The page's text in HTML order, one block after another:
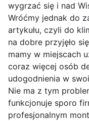
wygrzać się i nad
Wróćmy jednak do
artykułu, czyli do
na dobre przyjęło
mamy w miejscach
coraz więcej osób
udogodnienia w
Nie ma z tym
funkcjonuje sporo
profesjonalnym